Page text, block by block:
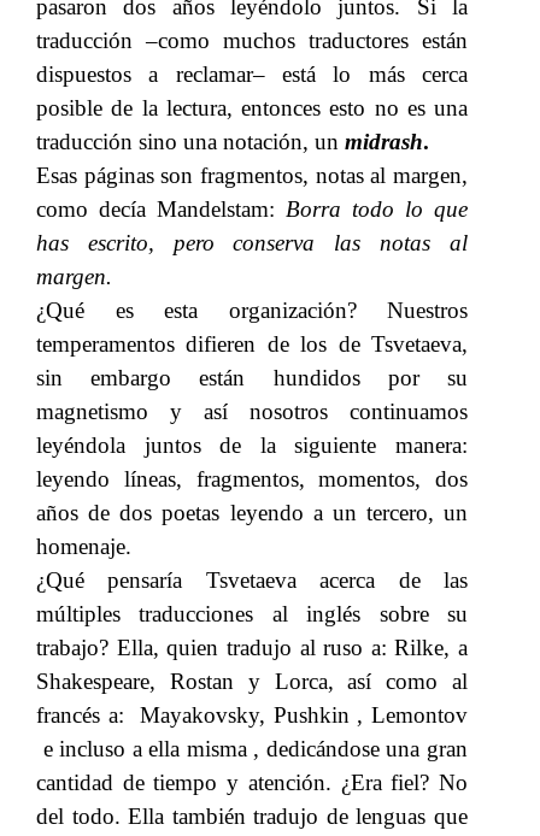
pasaron dos años leyéndolo juntos. Si la
traducción –como muchos traductores están
dispuestos a reclamar– está lo más cerca
posible de la lectura, entonces esto no es una
traducción sino una notación, un​​ midrash.
Esas páginas son fragmentos, notas al margen,
como decía Mandelstam:​​ Borra todo lo que
has escrito, pero conserva las notas al
margen.
¿Qué es esta organización? Nuestros
temperamentos difieren de los de Tsvetaeva,
sin embargo están hundidos por su
magnetismo y así nosotros continuamos
leyéndola juntos de la siguiente manera:
leyendo líneas, fragmentos, momentos, dos
años de dos poetas leyendo a un tercero, un
homenaje.
¿Qué pensaría Tsvetaeva acerca de las
múltiples traducciones al inglés sobre su
trabajo? Ella, quien tradujo al ruso a: Rilke, a
Shakespeare, Rostan y Lorca, así como al
francés a: Mayakovsky, Pushkin , Lemontov
e incluso a ella misma , dedicándose una gran
cantidad de tiempo y atención. ¿Era fiel? No
del todo. Ella también tradujo de lenguas que